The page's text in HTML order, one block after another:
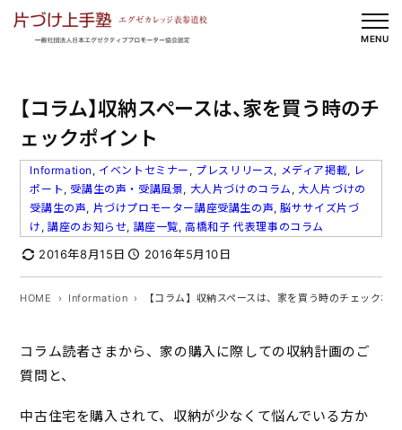
MENU
【コラム】収納スペースは、家を買う時のチ
ェックポイント
Information , イベントセミナー , プレスリリース , メディア掲載, レ
ポート , 受講生の声・受講風景, 大人片づけのコラム , 大人片づけの
受講生の声, 片づけプロモーター講座受講生の声, 脳ササイズ片づ
け , 講座のお知らせ, 講座一覧, 高橋和子 代表理事のコラム
2016年8月15日 2016年5月10日
HOME Information 【コラム】収納スペースは、家を買う時のチェックポ
コラム読者さまから、家の購入に際しての収納計画のご
質問と、
中古住宅を購入されて、収納が少なくて悩んでいる方か